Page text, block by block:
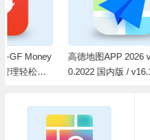
高德地图APP 2026 v16.20.
0.2022 国内版 / v16.19.0.200
去广告版